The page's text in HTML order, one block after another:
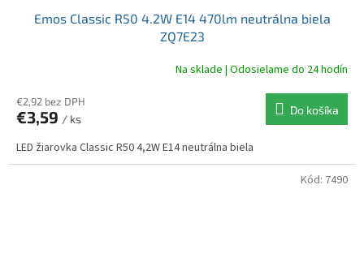
Emos Classic R50 4.2W E14 470lm neutrálna biela
ZQ7E23
Na sklade | Odosielame do 24 hodín
€2,92 bez DPH
€3,59 / ks
Do košíka
LED žiarovka Classic R50 4,2W E14 neutrálna biela
Kód: 7490